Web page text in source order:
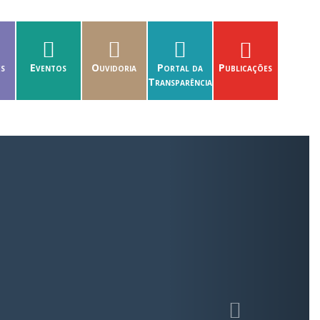
Eventos Ouvidoria
Portal da
Transparência
Publicações